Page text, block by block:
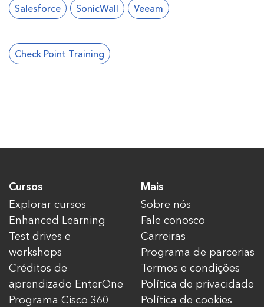
Salesforce SonicWall Veeam
Check Point Training
Cursos
Explorar cursos
Enhanced Learning
Test drives e
workshops
Créditos de
aprendizado EnterOne
Programa Cisco 360
Mais
Sobre nós
Fale conosco
Carreiras
Programa de parcerias
Termos e condições
Política de privacidade
Política de cookies